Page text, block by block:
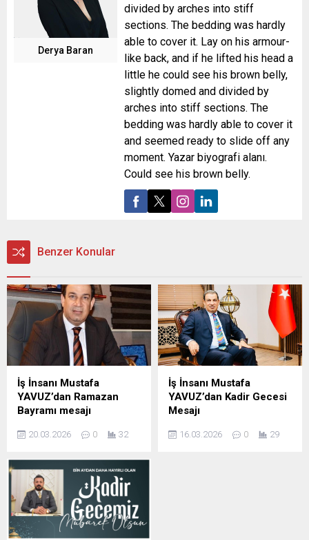
Derya Baran
divided by arches into stiff
sections. The bedding was hardly
able to cover it. Lay on his armour-
like back, and if he lifted his head a
little he could see his brown belly,
slightly domed and divided by
arches into stiff sections. The
bedding was hardly able to cover it
and seemed ready to slide off any
moment. Yazar biyografi alanı.
Could see his brown belly.
Benzer Konular
İş İnsanı Mustafa
YAVUZ’dan Ramazan
Bayramı mesajı
Başkanı ve İş insanı Mustafa
dolayısıyla mesaj yayımladı;
İş insanı Mustafa Yavuz
Mesajında şunları kaydetti,
Ramazan ayının manevi
ikliminde sabır, yardımlaşma
ve dayanışma duygularının
20.03.2026 0 32
İş İnsanı Mustafa
YAVUZ’dan Kadir Gecesi
Mesajı
Başkanı ve iş insanı Mustafa
16.03.2026 0 29